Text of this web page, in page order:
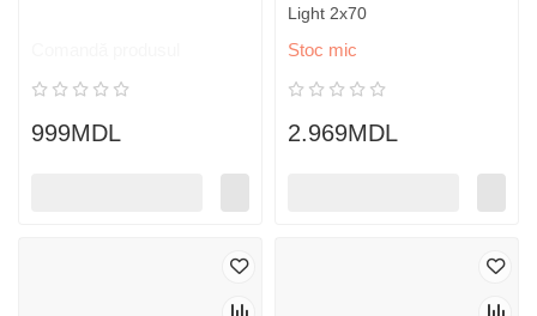
999MDL
Light 2x70
Stoc mic
2.969MDL